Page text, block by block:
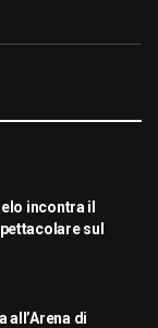
incontra il
sul
all’Arena di